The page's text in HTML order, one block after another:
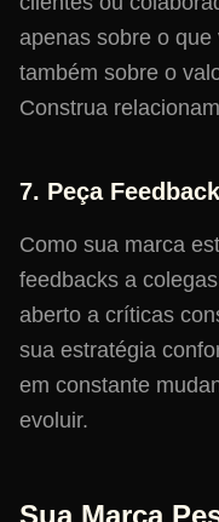
apenas sobre o
também sobre o
Construa
7. Peça
Como sua marca
feedbacks a
aberto a críticas
sua estratégia
em constante
evoluir.
Sua Marca